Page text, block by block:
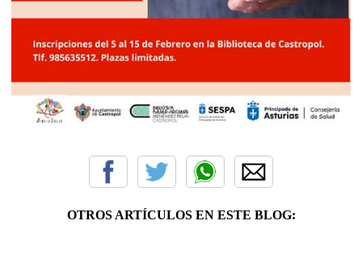
OTROS ARTÍCULOS EN ESTE BLOG: